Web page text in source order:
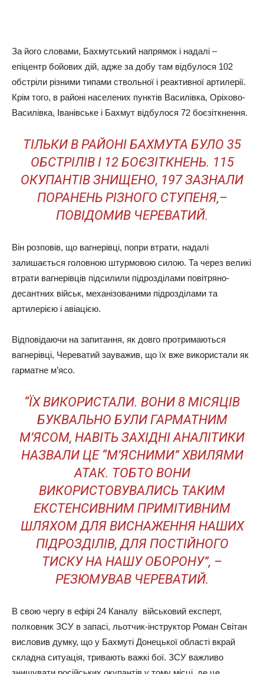
За його словами, Бахмутський напрямок і надалі –
епіцентр бойових дій, адже за добу там відбулося 102
обстріли різними типами ствольної і реактивної артилерії.
Крім того, в районі населених пунктів Василівка, Оріхово-
Василівка, Іванівське і Бахмут відбулося 72 боєзіткнення.
ТІЛЬКИ В РАЙОНІ БАХМУТА БУЛО 35
ОБСТРІЛІВ І 12 БОЄЗІТКНЕНЬ. 115
ОКУПАНТІВ ЗНИЩЕНО, 197 ЗАЗНАЛИ
ПОРАНЕНЬ РІЗНОГО СТУПЕНЯ,–
ПОВІДОМИВ ЧЕРЕВАТИЙ.
Він розповів, що вагнерівці, попри втрати, надалі
залишається головною штурмовою силою. Та через великі
втрати вагнерівців підсилили підрозділами повітряно-
десантних військ, механізованими підрозділами та
артилерією і авіацією.
Відповідаючи на запитання, як довго протримаються
вагнерівці, Череватий зауважив, що їх вже використали як
гарматне м’ясо.
“ЇХ ВИКОРИСТАЛИ. ВОНИ 8 МІСЯЦІВ
БУКВАЛЬНО БУЛИ ГАРМАТНИМ
М’ЯСОМ, НАВІТЬ ЗАХІДНІ АНАЛІТИКИ
НАЗВАЛИ ЦЕ “М’ЯСНИМИ” ХВИЛЯМИ
АТАК. ТОБТО ВОНИ
ВИКОРИСТОВУВАЛИСЬ ТАКИМ
ЕКСТЕНСИВНИМ ПРИМІТИВНИМ
ШЛЯХОМ ДЛЯ ВИСНАЖЕННЯ НАШИХ
ПІДРОЗДІЛІВ, ДЛЯ ПОСТІЙНОГО
ТИСКУ НА НАШУ ОБОРОНУ”, –
РЕЗЮМУВАВ ЧЕРЕВАТИЙ.
В свою чергу в ефірі 24 Каналу військовий експерт,
полковник ЗСУ в запасі, льотчик-інструктор Роман Світан
висловив думку, що у Бахмуті Донецької області вкрай
складна ситуація, тривають важкі бої. ЗСУ важливо